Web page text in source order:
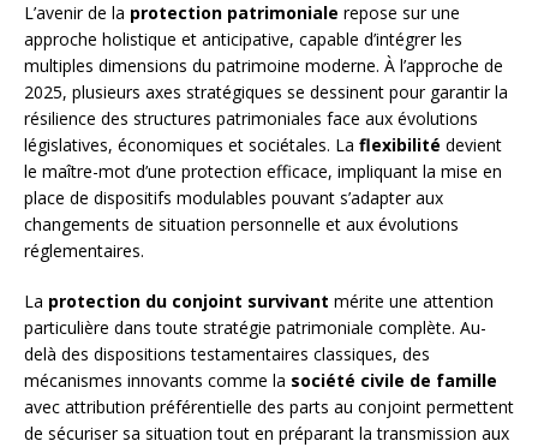
L’avenir de la protection patrimoniale repose sur une
approche holistique et anticipative, capable d’intégrer les
multiples dimensions du patrimoine moderne. À l’approche de
2025, plusieurs axes stratégiques se dessinent pour garantir la
résilience des structures patrimoniales face aux évolutions
législatives, économiques et sociétales. La flexibilité devient
le maître-mot d’une protection efficace, impliquant la mise en
place de dispositifs modulables pouvant s’adapter aux
changements de situation personnelle et aux évolutions
réglementaires.
La protection du conjoint survivant mérite une attention
particulière dans toute stratégie patrimoniale complète. Au-
delà des dispositions testamentaires classiques, des
mécanismes innovants comme la société civile de famille
avec attribution préférentielle des parts au conjoint permettent
de sécuriser sa situation tout en préparant la transmission aux